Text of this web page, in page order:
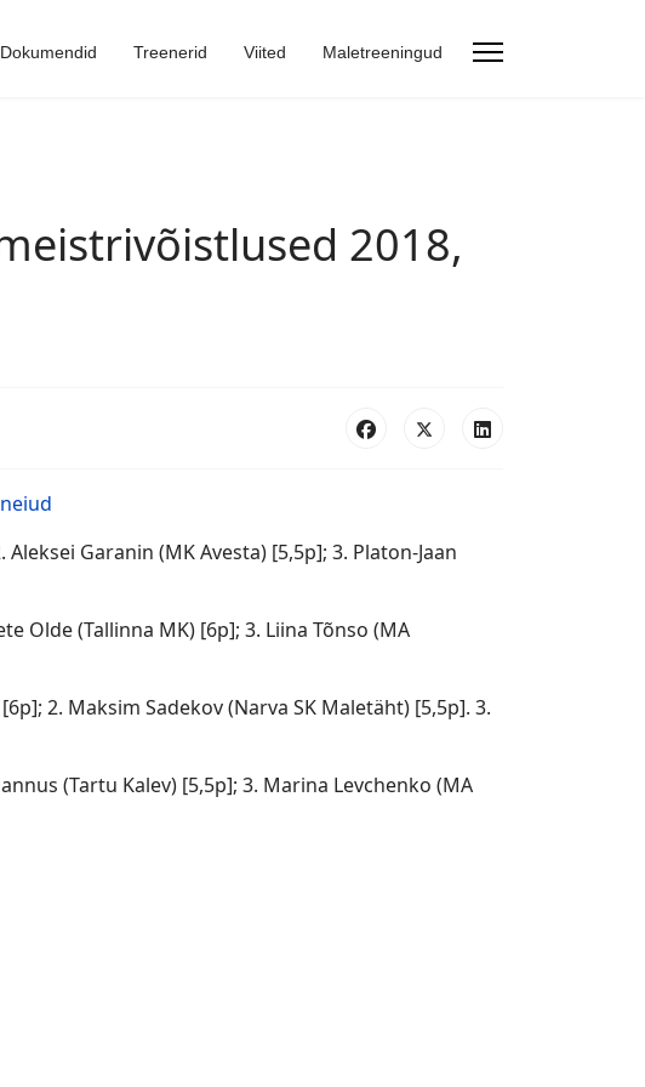
Dokumendid Treenerid Viited Maletreeningud
2018,
Garanin (MK Avesta) [5,5p]; 3. Platon-Jaan
Olde (Tallinna MK) [6p]; 3. Liina Tõnso (MA
2. Maksim Sadekov (Narva SK Maletäht) [5,5p]. 3.
(Tartu Kalev) [5,5p]; 3. Marina Levchenko (MA